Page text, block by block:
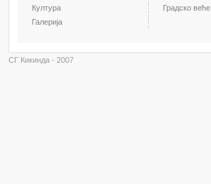
Култура
Галерија
Градско веће
СГ Кикинда - 2007